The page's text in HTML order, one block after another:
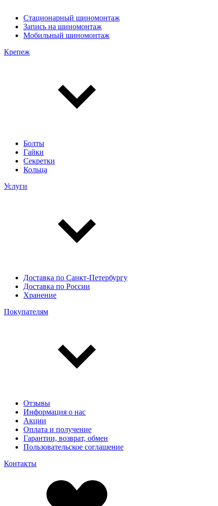
Стационарный шиномонтаж
Запись на шиномонтаж
Мобильный шиномонтаж
Крепеж
Болты
Гайки
Секретки
Кольца
Услуги
Доставка по Санкт-Петербургу
Доставка по России
Хранение
Покупателям
Отзывы
Информация о нас
Акции
Оплата и получение
Гарантии, возврат, обмен
Пользовательское соглашение
Контакты